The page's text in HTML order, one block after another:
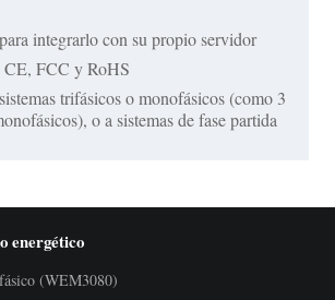
integrarlo con su propio servidor
FCC y RoHS
trifásicos o monofásicos (como 3
o a sistemas de fase partida
energético
(WEM3080)